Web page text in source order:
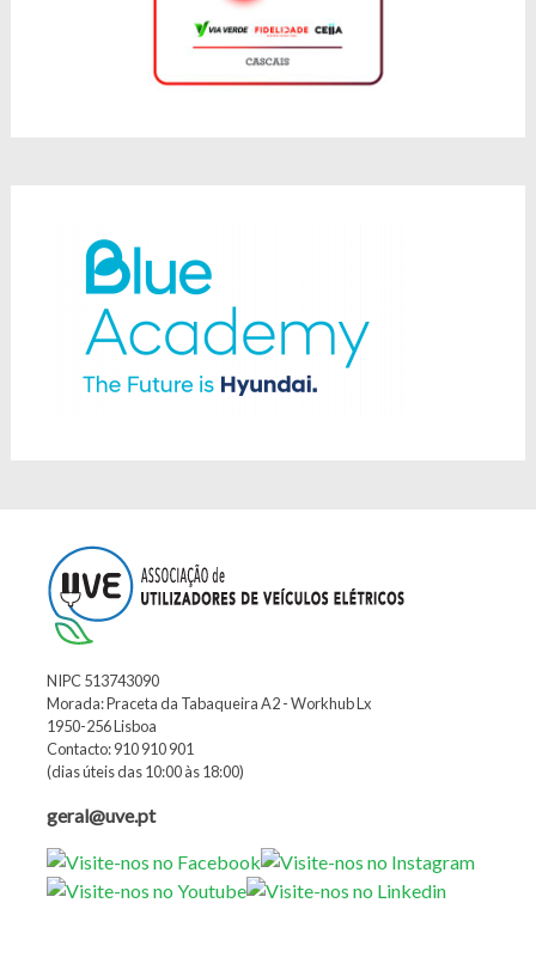
NIPC 513743090
Morada: Praceta da Tabaqueira A2 - Workhub Lx
1950-256 Lisboa
Contacto: 910 910 901
(dias úteis das 10:00 às 18:00)
geral@uve.pt